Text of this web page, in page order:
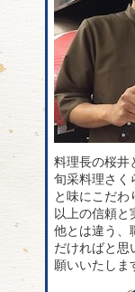
料理長の桜井
旬采料理さく
と味にこだわ
以上の信頼と
他とは違う、
だければと思
願いいたしま